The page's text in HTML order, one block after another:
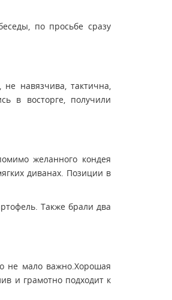
по просьбе сразу
навязчива, тактична,
в восторге, получили
желанного кондея
диванах. Позиции в
Также брали два
не мало важно.Хорошая
и грамотно подходит к